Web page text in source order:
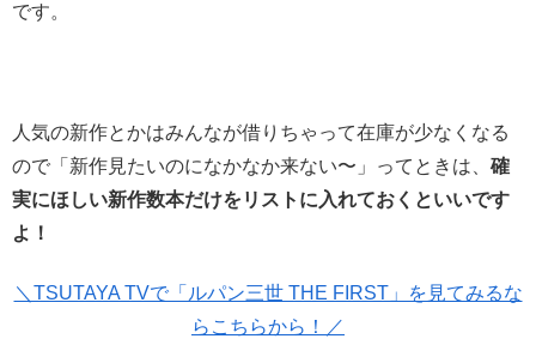
です。
人気の新作とかはみんなが借りちゃって在庫が少なくなる
ので「新作見たいのになかなか来ない〜」ってときは、 確
実にほしい新作数本だけをリストに入れておくといいです
よ！
＼TSUTAYA TVで「ルパン三世 THE FIRST」を見てみるな
らこちらから！／